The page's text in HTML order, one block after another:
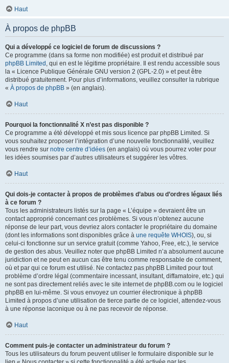
Haut
À propos de phpBB
Qui a développé ce logiciel de forum de discussions ?
Ce programme (dans sa forme non modifiée) est produit et distribué par
phpBB Limited , qui en est le légitime propriétaire. Il est rendu accessible sous
la « Licence Publique Générale GNU version 2 (GPL-2.0) » et peut être
distribué gratuitement. Pour plus d’informations, veuillez consulter la rubrique
« À propos de phpBB » (en anglais).
Haut
Pourquoi la fonctionnalité X n’est pas disponible ?
Ce programme a été développé et mis sous licence par phpBB Limited. Si
vous souhaitez proposer l’intégration d’une nouvelle fonctionnalité, veuillez
vous rendre sur notre centre d’idées (en anglais) où vous pourrez voter pour
les idées soumises par d’autres utilisateurs et suggérer les vôtres.
Haut
Qui dois-je contacter à propos de problèmes d’abus ou d’ordres légaux liés
à ce forum ?
Tous les administrateurs listés sur la page « L’équipe » devraient être un
contact approprié concernant ces problèmes. Si vous n’obtenez aucune
réponse de leur part, vous devriez alors contacter le propriétaire du domaine
(dont les informations sont disponibles grâce à une requête WHOIS), ou, si
celui-ci fonctionne sur un service gratuit (comme Yahoo, Free, etc.), le service
de gestion des abus. Veuillez noter que phpBB Limited n’a absolument aucune
juridiction et ne peut en aucun cas être tenu comme responsable de comment,
où et par qui ce forum est utilisé. Ne contactez pas phpBB Limited pour tout
problème d’ordre légal (commentaire incessant, insultant, diffamatoire, etc.) qui
ne sont pas directement reliés avec le site internet de phpBB.com ou le logiciel
phpBB en lui-même. Si vous envoyez un courrier électronique à phpBB
Limited à propos d’une utilisation de tierce partie de ce logiciel, attendez-vous
à une réponse laconique ou à ne pas recevoir de réponse.
Haut
Comment puis-je contacter un administrateur du forum ?
Tous les utilisateurs du forum peuvent utiliser le formulaire disponible sur le